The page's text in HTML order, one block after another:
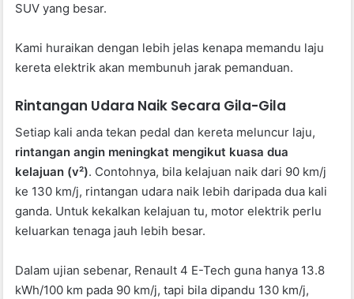
SUV yang besar.
Kami huraikan dengan lebih jelas kenapa memandu laju
kereta elektrik akan membunuh jarak pemanduan.
Rintangan Udara Naik Secara Gila-Gila
Setiap kali anda tekan pedal dan kereta meluncur laju,
rintangan angin meningkat mengikut kuasa dua
kelajuan (v²). Contohnya, bila kelajuan naik dari 90 km/j
ke 130 km/j, rintangan udara naik lebih daripada dua kali
ganda. Untuk kekalkan kelajuan tu, motor elektrik perlu
keluarkan tenaga jauh lebih besar.
Dalam ujian sebenar, Renault 4 E-Tech guna hanya 13.8
kWh/100 km pada 90 km/j, tapi bila dipandu 130 km/j,